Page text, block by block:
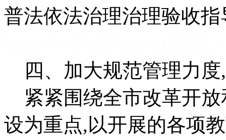
普法依法治理治理验收
四、加大规范管理力度
紧紧围绕全市改革开放
设为重点,以开展的各项